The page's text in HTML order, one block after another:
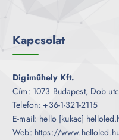
Kapcsolat
Digiműhely Kft.
Cím: 1073 Budapest, Dob
Telefon: +36-1-321-2115
E-mail: hello [kukac]
Web: https://